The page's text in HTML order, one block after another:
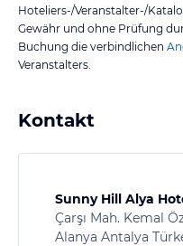
Hoteliers-/Veranstalter-/
Gewähr und ohne Prüfung
Buchung die verbindlichen
Veranstalters.
Kontakt
Sunny Hill Alya
Çarşı Mah. Kemal
Alanya Antalya